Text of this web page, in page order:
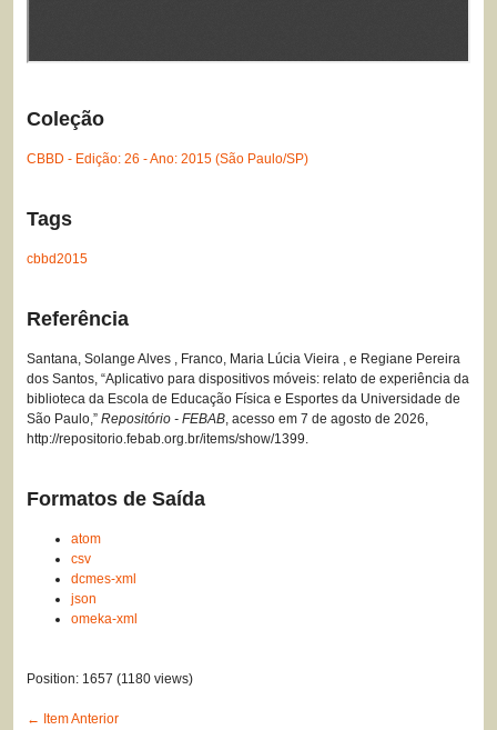
Coleção
CBBD - Edição: 26 - Ano: 2015 (São Paulo/SP)
Tags
cbbd2015
Referência
Santana, Solange Alves , Franco, Maria Lúcia Vieira , e Regiane Pereira
dos Santos, “Aplicativo para dispositivos móveis: relato de experiência da
biblioteca da Escola de Educação Física e Esportes da Universidade de
São Paulo,” Repositório - FEBAB, acesso em 7 de agosto de 2026,
http://repositorio.febab.org.br/items/show/1399.
Formatos de Saída
atom
csv
dcmes-xml
json
omeka-xml
Position: 1657 (1180 views)
← Item Anterior